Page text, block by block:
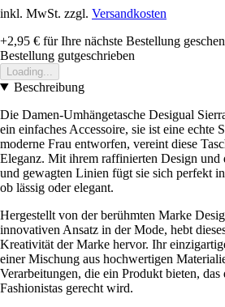
inkl. MwSt. zzgl. Versandkosten
+2,95 € für Ihre nächste Bestellung
Bestellung gutgeschrieben
Loading...
Beschreibung
Die Damen-Umhängetasche Desigual
ein einfaches Accessoire, sie ist eine echte
moderne Frau entworfen, vereint diese
Eleganz. Mit ihrem raffinierten Design und
und gewagten Linien fügt sie sich perfekt
ob lässig oder elegant.
Hergestellt von der berühmten Marke
innovativen Ansatz in der Mode, hebt
Kreativität der Marke hervor. Ihr
einer Mischung aus hochwertigen
Verarbeitungen, die ein Produkt bieten,
Fashionistas gerecht wird.